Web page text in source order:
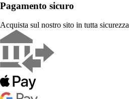
Pagamento sicuro
Acquista sul nostro sito in tutta sicurezza